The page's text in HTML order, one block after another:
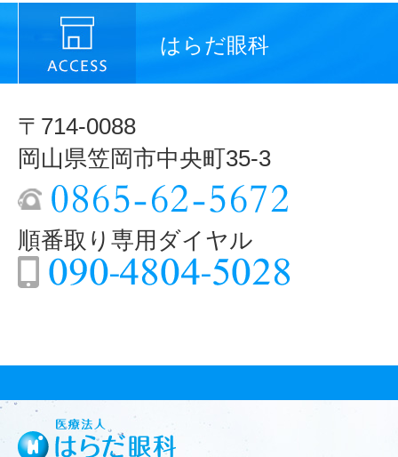
はらだ眼科
〒714-0088
岡山県笠岡市中央町35-3
順番取り専用ダイヤル